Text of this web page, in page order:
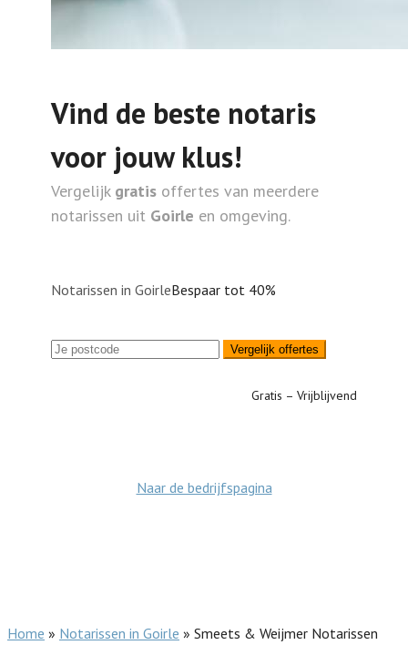
Vind de beste notaris
voor jouw klus!
Vergelijk gratis offertes van meerdere
notarissen uit Goirle en omgeving.
Notarissen in GoirleBespaar tot 40%
Vergelijk offertes
Gratis – Vrijblijvend
Naar de bedrijfspagina
Home » Notarissen in Goirle » Smeets & Weijmer Notarissen